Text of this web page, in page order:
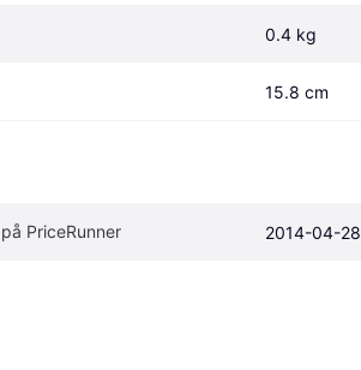
0.4 kg
15.8 cm
PriceRunner 2014-04-28